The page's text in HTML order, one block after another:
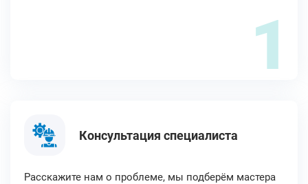
1
Консультация специалиста
Расскажите нам о проблеме, мы подберём мастера